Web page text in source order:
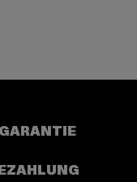
page:page:
our YouTube channel: